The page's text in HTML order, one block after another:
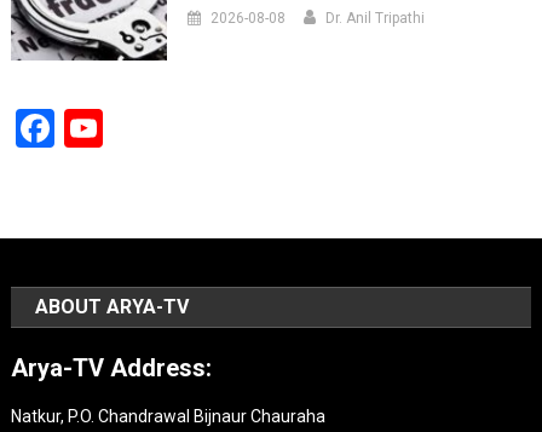
2026-08-08 Dr. Anil Tripathi
Facebook
YouTube
ABOUT ARYA-TV
Arya-TV Address:
Natkur, P.O. Chandrawal Bijnaur Chauraha